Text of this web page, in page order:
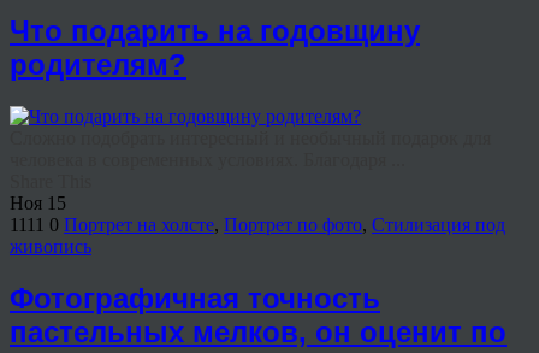
Что подарить на годовщину
родителям?
Ноя 15
1111 0 Портрет на холсте, Портрет по фото, Стилизация под
живопись
Фотографичная точность
пастельных мелков, он оценит по